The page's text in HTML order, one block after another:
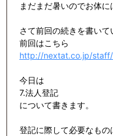
まだまだ暑いのでお体に
さて前回の続きを書いて
前回はこちら
http://nextat.co.jp/
今日は
7.法人登記
について書きます。
登記に際して必要なもの